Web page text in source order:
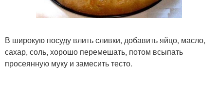
В широкую посуду влить сливки, добавить яйцо, масло,
сахар, соль, хорошо перемешать, потом всыпать
просеянную муку и замесить тесто.